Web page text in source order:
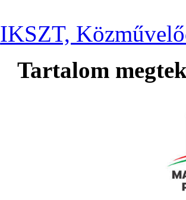
IKSZT,
Tartalom